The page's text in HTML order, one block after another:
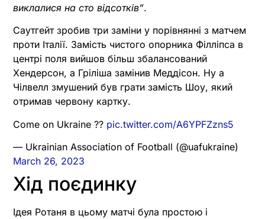
виклалися на сто відсотків”.
Саутгейт зробив три заміни у порівнянні з матчем
проти Італії. Замість чистого опорника Філліпса в
центрі поля вийшов більш збалансований
Хендерсон, а Гріліша замінив Меддісон. Ну а
Чілвелл змушений був грати замість Шоу, який
отримав червону картку.
Come on Ukraine ?? pic.twitter.com/A6YPFZzns5
— Ukrainian Association of Football (@uafukraine)
March 26, 2023
Хід поєдинку
Ідея Ротаня в цьому матчі була простою і